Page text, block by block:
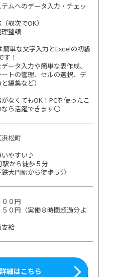
テムへのデータ入力・チェッ
取次でOK）
理整頓
簡単な文字入力とExcelの初級
す！
データ入力や簡単な表作成、
トの管理、セルの選択、デ
編集など）
なくてもOK！PCを使ったこ
なら活躍できます〇
松町
いやすい♪
駅から徒歩５分
鉄大門駅から徒歩５分
０円
０円（実働８時間超過分よ
給
細はこちら